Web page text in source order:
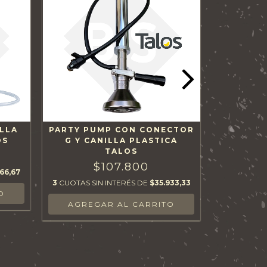
PARTY PUMP CON CONECTOR
G Y CANILLA PLASTICA
TALOS
$107.800
3 CUOTAS SIN INTERÉS DE $35.933,33
PARTY